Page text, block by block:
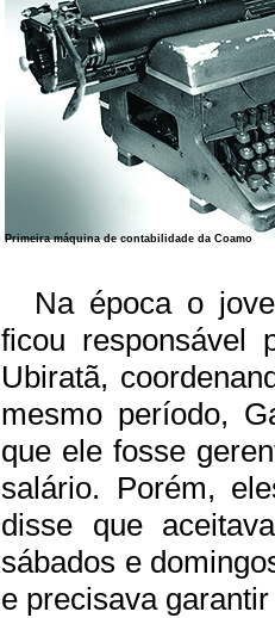
Primeira máquina de contabilidade da Coamo
Na época o
ficou responsável
Ubiratã,
mesmo período,
que ele fosse
salário. Porém,
disse que
sábados e
e precisava